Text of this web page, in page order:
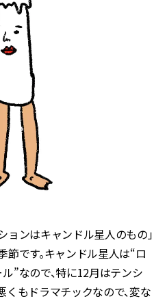
ョンはキャンドル星人のもの」
節です。キャンドル星人は“ロ
”なので、特に12月はテンシ
くもドラマチックなので、変な